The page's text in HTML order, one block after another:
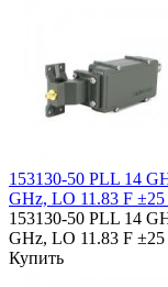
153130-50 PLL 14
GHz, LO 11.83 F
153130-50 PLL 14
GHz, LO 11.83 F
Купить